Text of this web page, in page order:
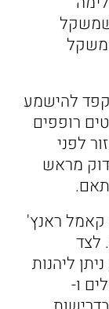
שמשקל
עולה על כ-130% ממשקל
להישמע
רופפים
לפני
מראש
קאמל ראנץ'
לצד
ליהנות
ו-